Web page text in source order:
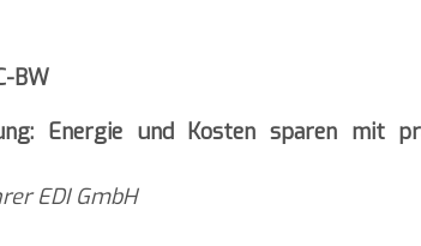
BW
Energie und Kosten sparen mit
EDI GmbH